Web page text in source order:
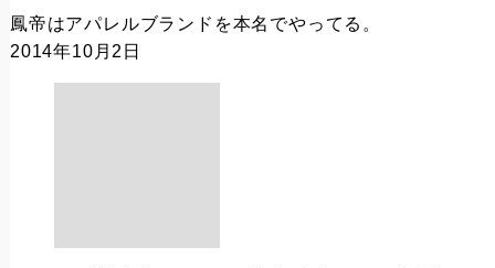
鳳帝はアパレルブランドを本名でやってる。
2014年10月2日